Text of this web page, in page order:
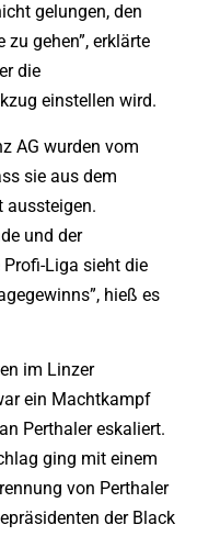
gelungen, den
gehen”, erklärte
die
einstellen wird.
AG wurden vom
sie aus dem
aussteigen.
und der
Liga sieht die
hieß es
im Linzer
ein Machtkampf
Perthaler eskaliert.
ging mit einem
von Perthaler
der Black